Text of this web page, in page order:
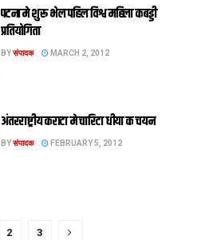
पटना मे शुरू भेल पहिल विश्व महिला कबड्डी
प्रतियोगिता
BYसंपादक MARCH 2, 2012
अंतरराष्ट्रीय कराटा मे चारिटा धीया क चयन
BYसंपादक FEBRUARY 5, 2012
2 3